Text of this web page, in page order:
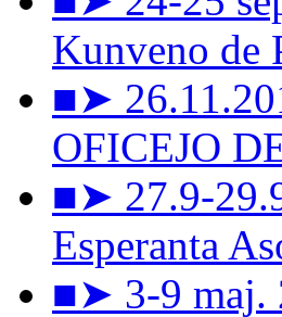
Kunveno de
■➤
OFICEJO
■➤ 27.9-
Esperanta
■➤ 3-9 maj.